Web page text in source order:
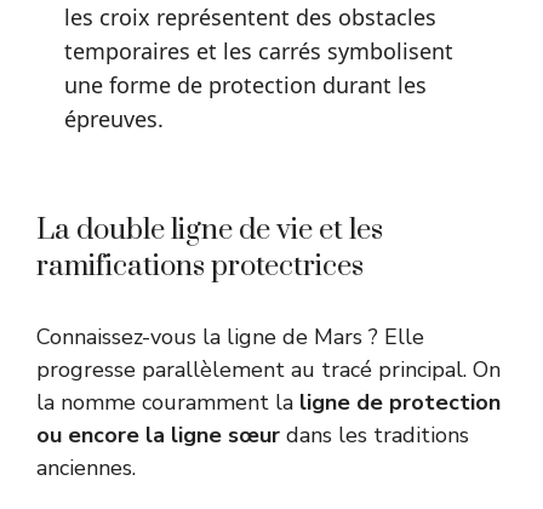
les croix représentent des obstacles
temporaires et les carrés symbolisent
une forme de protection durant les
épreuves.
La double ligne de vie et les
ramifications protectrices
Connaissez-vous la ligne de Mars ? Elle
progresse parallèlement au tracé principal. On
la nomme couramment la ligne de protection
ou encore la ligne sœur dans les traditions
anciennes.